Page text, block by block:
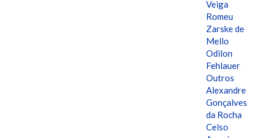
Veiga
Romeu
Zarske de
Mello
Odilon
Fehlauer
Outros
Alexandre
Gonçalves
da Rocha
Celso